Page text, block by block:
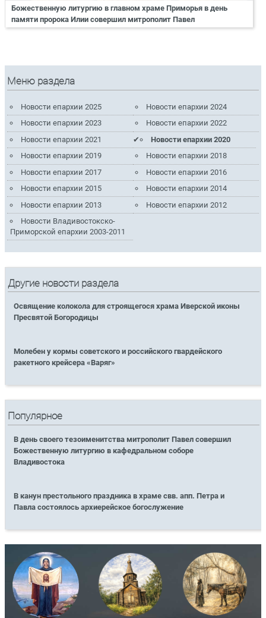
Божественную литургию в главном храме Приморья в день
памяти пророка Илии совершил митрополит Павел
Меню раздела
Новости епархии 2025
Новости епархии 2024
Новости епархии 2023
Новости епархии 2022
Новости епархии 2021
Новости епархии 2020
Новости епархии 2019
Новости епархии 2018
Новости епархии 2017
Новости епархии 2016
Новости епархии 2015
Новости епархии 2014
Новости епархии 2013
Новости епархии 2012
Новости Владивостокско-
Приморской епархии 2003-2011
Другие новости раздела
Освящение колокола для строящегося храма Иверской иконы
Пресвятой Богородицы
Молебен у кормы советского и российского гвардейского
ракетного крейсера «Варяг»
Популярное
В день своего тезоименитства митрополит Павел совершил
Божественную литургию в кафедральном соборе
Владивостока
В канун престольного праздника в храме свв. апп. Петра и
Павла состоялось архиерейское богослужение